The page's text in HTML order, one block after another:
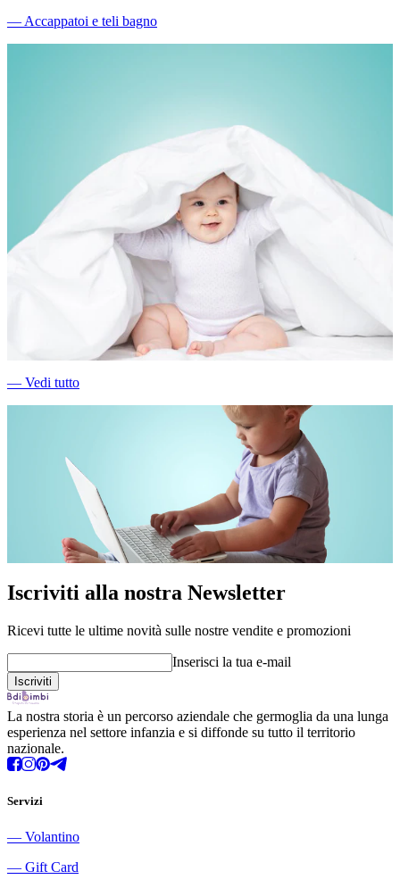
―Accappatoi e teli bagno
― Vedi tutto
Iscriviti alla nostra Newsletter
Ricevi tutte le ultime novità sulle nostre vendite e promozioni
Inserisci la tua e-mail
La nostra storia è un percorso aziendale che germoglia da una lunga
esperienza nel settore infanzia e si diffonde su tutto il territorio
nazionale.
Servizi
― Volantino
― Gift Card